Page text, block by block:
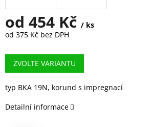
od 454 Kč / ks
od 375 Kč bez DPH
cena:
ZVOLTE VARIANTU
typ BKA 19N, korund s impregnací
Detailní informace